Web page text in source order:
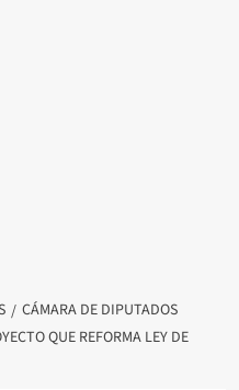
CÁMARA DE DIPUTADOS
QUE REFORMA LEY DE